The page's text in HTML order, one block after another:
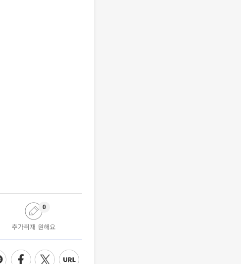
추가취재 원해요
0